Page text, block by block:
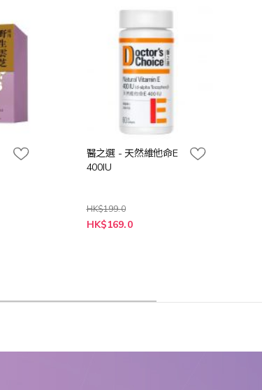
醫之選 - 天然維他命E
400IU
HK$199.0
特
HK$169.0